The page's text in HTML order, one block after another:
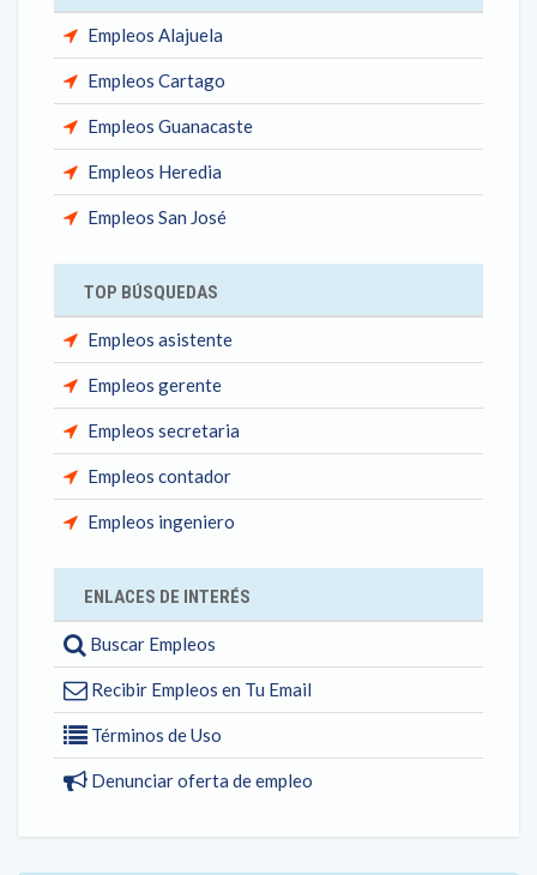
Empleos Alajuela
Empleos Cartago
Empleos Guanacaste
Empleos Heredia
Empleos San José
TOP BÚSQUEDAS
Empleos asistente
Empleos gerente
Empleos secretaria
Empleos contador
Empleos ingeniero
ENLACES DE INTERÉS
Buscar Empleos
Recibir Empleos en Tu Email
Términos de Uso
Denunciar oferta de empleo